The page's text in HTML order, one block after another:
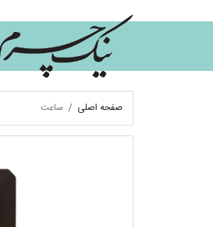
صفحه اصلی ساعت